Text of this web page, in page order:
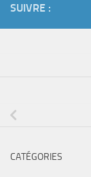
SUIVRE :
CATÉGORIES